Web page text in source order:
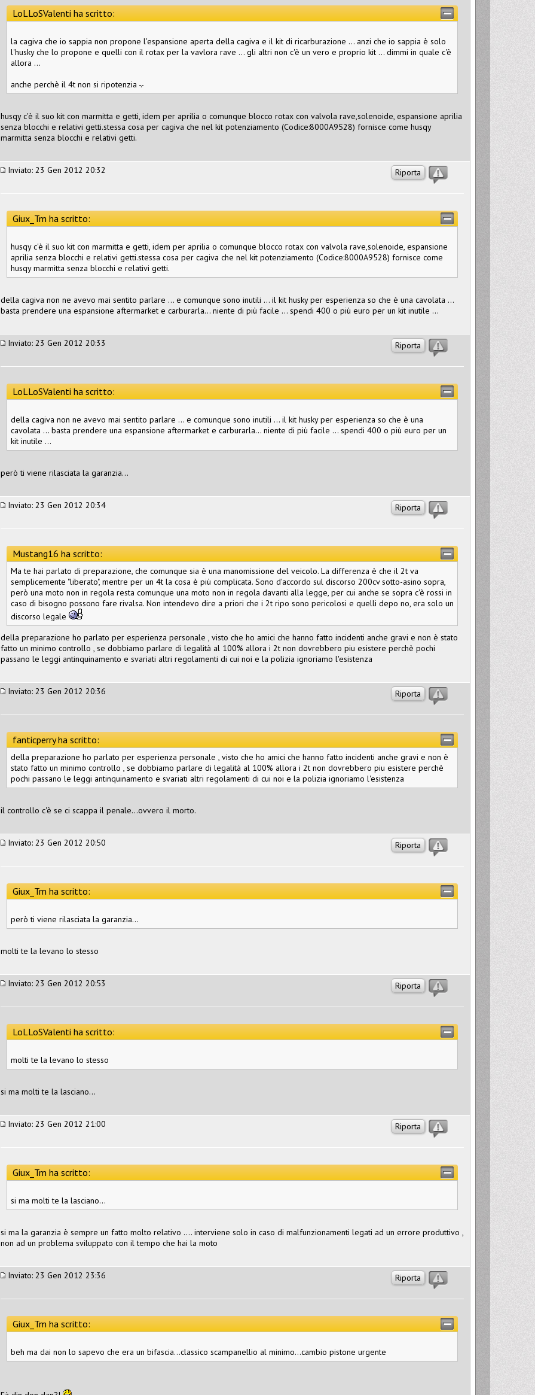
LoLLoSValenti ha scritto:
la cagiva che io sappia non propone l'espansione aperta della cagiva e il kit di ricarburazione ... anzi che io sappia è solo
l'husky che lo propone e quelli con il rotax per la vavlora rave ... gli altri non c'è un vero e proprio kit ... dimmi in quale c'è
allora ...
anche perchè il 4t non si ripotenzia -.-
husqy c'è il suo kit con marmitta e getti, idem per aprilia o comunque blocco rotax con valvola rave,solenoide, espansione aprilia
senza blocchi e relativi getti.stessa cosa per cagiva che nel kit potenziamento (Codice:8000A9528) fornisce come husqy
marmitta senza blocchi e relativi getti.
Riporta
Inviato: 23 Gen 2012 20:32
Giux_Tm ha scritto:
husqy c'è il suo kit con marmitta e getti, idem per aprilia o comunque blocco rotax con valvola rave,solenoide, espansione
aprilia senza blocchi e relativi getti.stessa cosa per cagiva che nel kit potenziamento (Codice:8000A9528) fornisce come
husqy marmitta senza blocchi e relativi getti.
della cagiva non ne avevo mai sentito parlare ... e comunque sono inutili ... il kit husky per esperienza so che è una cavolata ...
basta prendere una espansione aftermarket e carburarla... niente di più facile ... spendi 400 o più euro per un kit inutile ...
Riporta
Inviato: 23 Gen 2012 20:33
LoLLoSValenti ha scritto:
della cagiva non ne avevo mai sentito parlare ... e comunque sono inutili ... il kit husky per esperienza so che è una
cavolata ... basta prendere una espansione aftermarket e carburarla... niente di più facile ... spendi 400 o più euro per un
kit inutile ...
però ti viene rilasciata la garanzia...
Riporta
Inviato: 23 Gen 2012 20:34
Mustang16 ha scritto:
Ma te hai parlato di preparazione, che comunque sia è una manomissione del veicolo. La differenza è che il 2t va
semplicemente "liberato", mentre per un 4t la cosa è più complicata. Sono d'accordo sul discorso 200cv sotto-asino sopra,
però una moto non in regola resta comunque una moto non in regola davanti alla legge, per cui anche se sopra c'è rossi in
caso di bisogno possono fare rivalsa. Non intendevo dire a priori che i 2t ripo sono pericolosi e quelli depo no, era solo un
discorso legale
della preparazione ho parlato per esperienza personale , visto che ho amici che hanno fatto incidenti anche gravi e non è stato
fatto un minimo controllo , se dobbiamo parlare di legalità al 100% allora i 2t non dovrebbero piu esistere perchè pochi
passano le leggi antinquinamento e svariati altri regolamenti di cui noi e la polizia ignoriamo l'esistenza
Riporta
Inviato: 23 Gen 2012 20:36
fanticperry ha scritto:
della preparazione ho parlato per esperienza personale , visto che ho amici che hanno fatto incidenti anche gravi e non è
stato fatto un minimo controllo , se dobbiamo parlare di legalità al 100% allora i 2t non dovrebbero piu esistere perchè
pochi passano le leggi antinquinamento e svariati altri regolamenti di cui noi e la polizia ignoriamo l'esistenza
il controllo c'è se ci scappa il penale...ovvero il morto.
Riporta
Inviato: 23 Gen 2012 20:50
Giux_Tm ha scritto:
però ti viene rilasciata la garanzia...
molti te la levano lo stesso
Riporta
Inviato: 23 Gen 2012 20:53
LoLLoSValenti ha scritto:
molti te la levano lo stesso
si ma molti te la lasciano...
Riporta
Inviato: 23 Gen 2012 21:00
Giux_Tm ha scritto:
si ma molti te la lasciano...
si ma la garanzia è sempre un fatto molto relativo .... interviene solo in caso di malfunzionamenti legati ad un errore produttivo ,
non ad un problema sviluppato con il tempo che hai la moto
Riporta
Inviato: 23 Gen 2012 23:36
Giux_Tm ha scritto:
beh ma dai non lo sapevo che era un bifascia...classico scampanellio al minimo...cambio pistone urgente